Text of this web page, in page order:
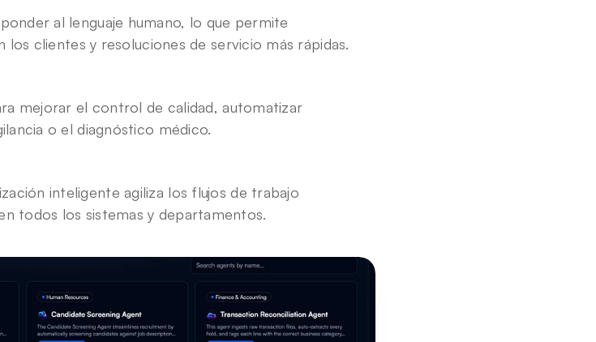
al lenguaje humano, lo que permite
clientes y resoluciones de servicio más rápidas.
mejorar el control de calidad, automatizar
o el diagnóstico médico.
inteligente agiliza los flujos de trabajo
todos los sistemas y departamentos.